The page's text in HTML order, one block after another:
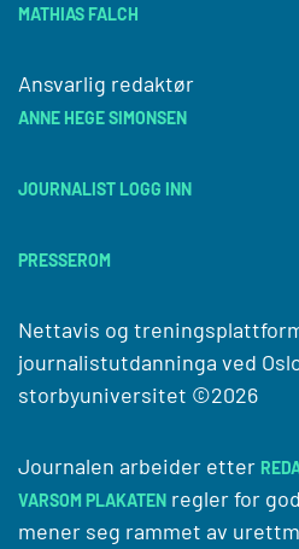
MATHIAS FALCH
Ansvarlig redaktør
ANNE HEGE SIMONSEN
JOURNALIST LOGG INN
PRESSEROM
Nettavis og
journalistutdanninga ved
storbyuniversitet ©2026
Journalen arbeider etter
VARSOM PLAKATEN regler for
mener seg rammet av